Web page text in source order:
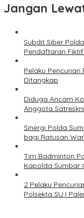
Jangan
Subdit Siber
Pendaftaran
Pelaku Pencurian
Ditangkap
Diduga Ancam
Anggota
Sinergi Polda
bagi Ratusan
Tim Badminton
Kapolda Sumbar
2 Pelaku
Polsekta SU I